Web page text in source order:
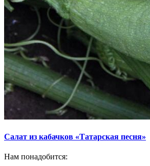
Салат из кабачков «Татарская песня»
Нам понадобится: